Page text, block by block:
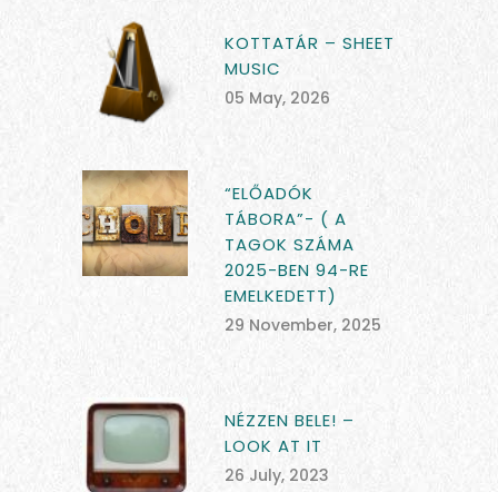
KOTTATÁR – SHEET
MUSIC
05 May, 2026
“ELŐADÓK
TÁBORA”- ( A
TAGOK SZÁMA
2025-BEN 94-RE
EMELKEDETT)
29 November, 2025
NÉZZEN BELE! –
LOOK AT IT
26 July, 2023